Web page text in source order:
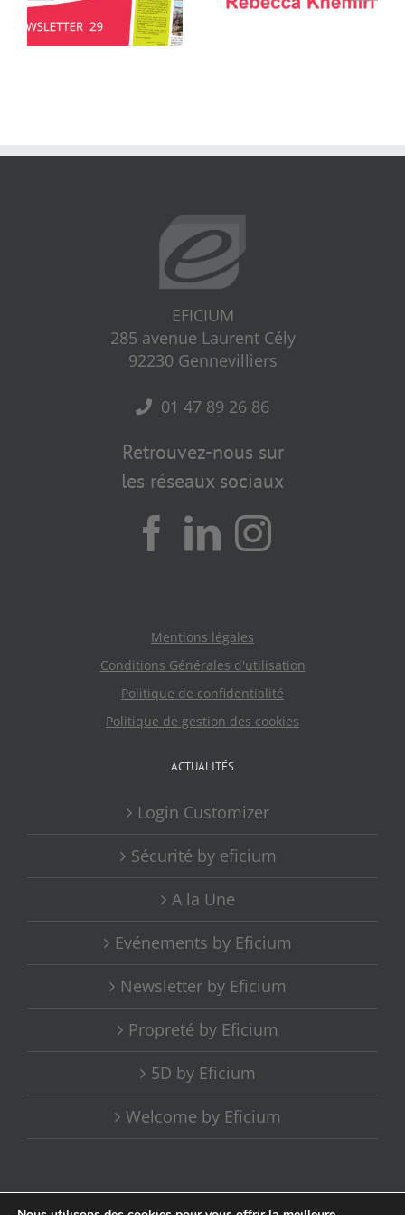
EFICIUM
285 avenue Laurent Cély
92230 Gennevilliers
01 47 89 26 86
Retrouvez-nous sur
les réseaux sociaux
Mentions légales
Conditions Générales d'utilisation
Politique de confidentialité
Politique de gestion des cookies
ACTUALITÉS
Login Customizer
Sécurité by eficium
A la Une
Evénements by Eficium
Newsletter by Eficium
Propreté by Eficium
5D by Eficium
Welcome by Eficium